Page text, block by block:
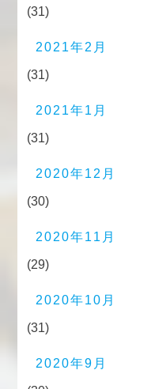
(31)
2021年2月
(31)
2021年1月
(31)
2020年12月
(30)
2020年11月
(29)
2020年10月
(31)
2020年9月